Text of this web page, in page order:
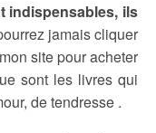
indispensables, ils
jamais cliquer
site pour acheter
sont les livres qui
de tendresse .